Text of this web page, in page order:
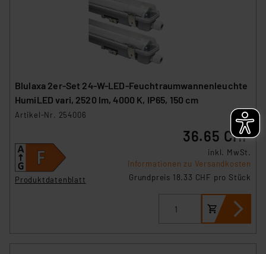
Blulaxa 2er-Set 24-W-LED-Feuchtraumwannenleuchte
HumiLED vari, 2520 lm, 4000 K, IP65, 150 cm
Artikel-Nr. 254006
Produktdatenblatt
36.65 CHF
inkl. MwSt.
Informationen zu Versandkosten
Grundpreis 18.33 CHF pro Stück